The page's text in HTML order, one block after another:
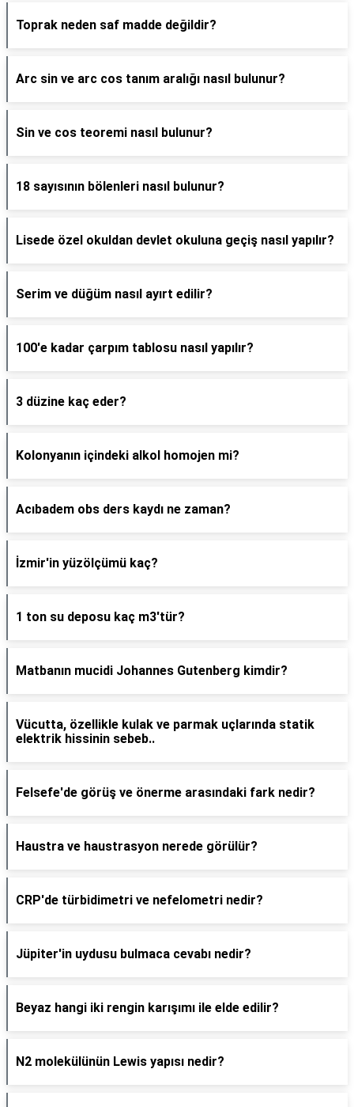
Toprak neden saf madde değildir?
Arc sin ve arc cos tanım aralığı nasıl bulunur?
Sin ve cos teoremi nasıl bulunur?
18 sayısının bölenleri nasıl bulunur?
Lisede özel okuldan devlet okuluna geçiş nasıl yapılır?
Serim ve düğüm nasıl ayırt edilir?
100'e kadar çarpım tablosu nasıl yapılır?
3 düzine kaç eder?
Kolonyanın içindeki alkol homojen mi?
Acıbadem obs ders kaydı ne zaman?
İzmir'in yüzölçümü kaç?
1 ton su deposu kaç m3'tür?
Matbanın mucidi Johannes Gutenberg kimdir?
Vücutta, özellikle kulak ve parmak uçlarında statik
elektrik hissinin sebeb..
Felsefe'de görüş ve önerme arasındaki fark nedir?
Haustra ve haustrasyon nerede görülür?
CRP'de türbidimetri ve nefelometri nedir?
Jüpiter'in uydusu bulmaca cevabı nedir?
Beyaz hangi iki rengin karışımı ile elde edilir?
N2 molekülünün Lewis yapısı nedir?